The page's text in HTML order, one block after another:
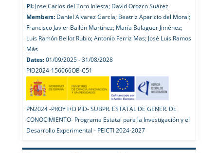
PI:Jose Carlos del Toro Iniesta; David Orozco Suárez
Members:Daniel Alvarez García; Beatriz Aparicio del Moral;
Francisco Javier Bailén Martínez; María Balaguer Jiménez;
Luis Ramón Bellot Rubio; Antonio Ferriz Mas; José Luis Ramos
Más
Dates:01/09/2025 - 31/08/2028
PID2024-156066OB-C51
PN2024 -PROY I+D PID- SUBPR. ESTATAL DE GENER. DE
CONOCIMIENTO- Programa Estatal para la Investigación y el
Desarrollo Experimental - PEICTI 2024-2027